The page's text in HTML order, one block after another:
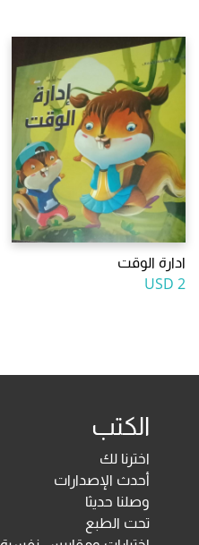
ادارة الوقت
2 USD
الكتب
اخترنا لك
أحدث الإصدارات
وصلنا حديثا
تحت الطبع